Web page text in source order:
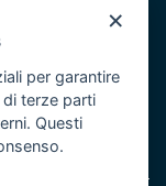
2014/2020 -
×
per garantire
terze parti
Questi